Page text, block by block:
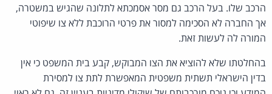
הרכב שלו. בעל הרכב גם מסר אסמכתא לתלונה שהגיש במשטרה,
אך החברה לא הסכימה למסור את פרטי הרוכבת ללא צו שיפוטי
המורה לה לעשות זאת.
בהחלטתו שלא להוציא את הצו המבוקש, קבע בית המשפט כי אין
בדין הישראלי תשתית משפטית המאפשרת לתת צו למסירת